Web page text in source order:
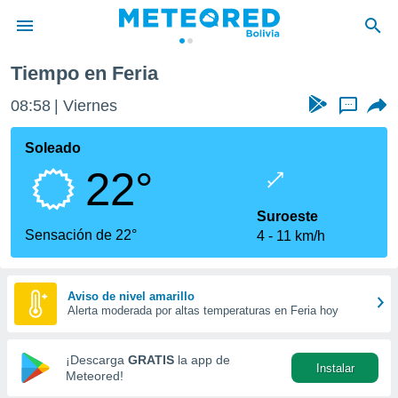
de
ha
calidad.
a este
las
y
forma
digital
basada
Tiempo en Feria
08:58 Viernes ...
Soleado
22°
Sensación de 22°
Suroeste
4
11 km/h
Aviso de nivel amarillo
Alerta moderada por altas temperaturas en Feria hoy
¡Descarga GRATIS la app de
Meteored!
Instalar